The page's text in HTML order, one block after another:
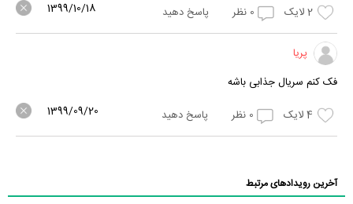
2لایک 0 نظر پاسخ دهید 1399/10/18
پریا
فک کنم سریال جذابی باشه
4لایک 0 نظر پاسخ دهید 1399/09/20
آخرین رویدادهای مرتبط